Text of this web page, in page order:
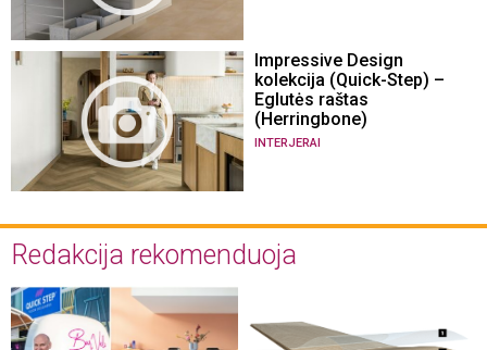
Impressive Design
kolekcija (Quick-Step) –
Eglutės raštas
(Herringbone)
INTERJERAI
Redakcija rekomenduoja